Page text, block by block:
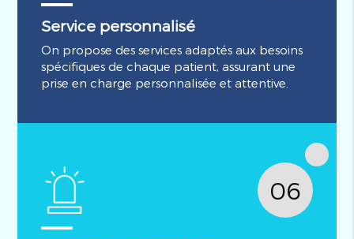
Service personnalisé
On propose des services adaptés aux besoins
spécifiques de chaque patient, assurant une
prise en charge personnalisée et attentive.
06